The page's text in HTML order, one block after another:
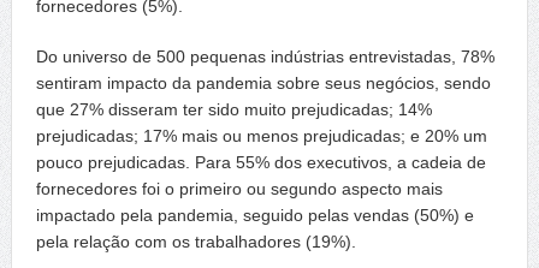
fornecedores (5%).
Do universo de 500 pequenas indústrias entrevistadas, 78%
sentiram impacto da pandemia sobre seus negócios, sendo
que 27% disseram ter sido muito prejudicadas; 14%
prejudicadas; 17% mais ou menos prejudicadas; e 20% um
pouco prejudicadas. Para 55% dos executivos, a cadeia de
fornecedores foi o primeiro ou segundo aspecto mais
impactado pela pandemia, seguido pelas vendas (50%) e
pela relação com os trabalhadores (19%).